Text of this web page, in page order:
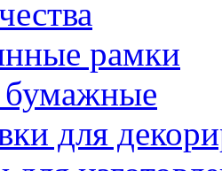
рамки
для